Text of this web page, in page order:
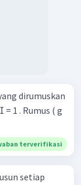
dirumuskan
= 1 . Rumus ( g
terverifikasi
setiap